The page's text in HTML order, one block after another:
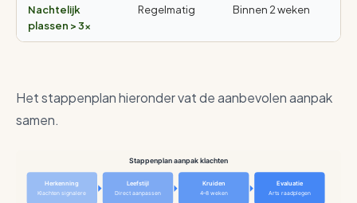
Nachtelijk
plassen > 3×
Regelmatig Binnen 2 weken
Het stappenplan hieronder vat de aanbevolen aanpak
samen.
Stappenplan aanpak klachten
Herkenning
Klachten signalere
Leefstijl
Direct aanpassen
Kruiden
4–8 weken
Evaluatie
Arts raadplegen